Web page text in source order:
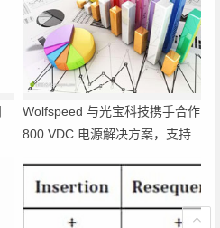
Wolfspeed 与光宝科技携手合作
800 VDC 电源解决方案，支持